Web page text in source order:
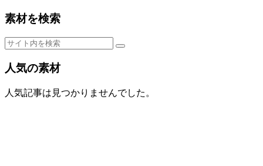
素材を検索
人気の素材
人気記事は見つかりませんでした。